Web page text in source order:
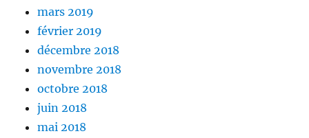
mars 2019
février 2019
décembre 2018
novembre 2018
octobre 2018
juin 2018
mai 2018